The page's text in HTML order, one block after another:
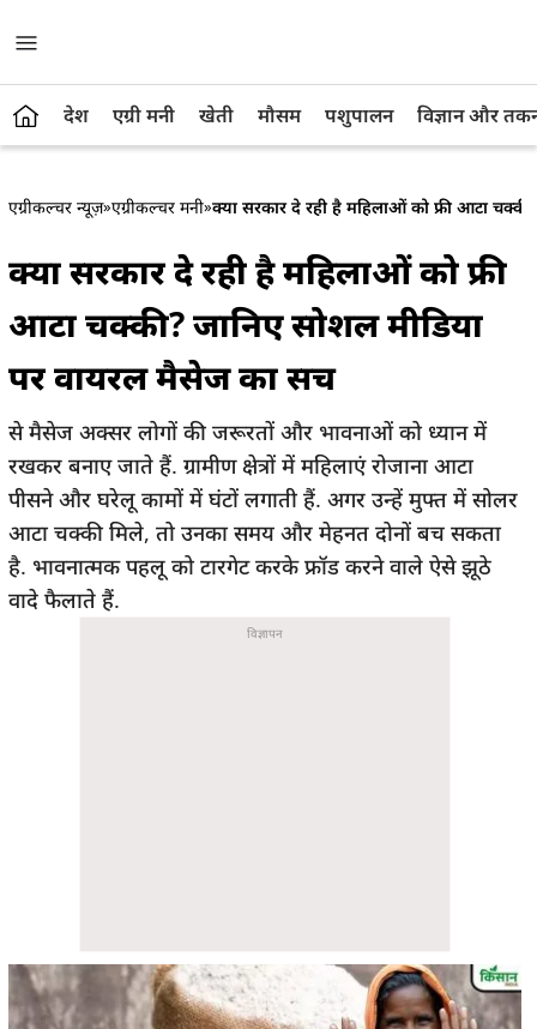
देश एग्री मनी खेती मौसम पशुपालन विज्ञान और
एग्रीकल्चर न्यूज़»एग्रीकल्चर मनी»क्या सरकार दे रही है महिलाओं को फ्री आटा
क्या सरकार दे रही है महिलाओं को फ्री
आटा चक्की? जानिए सोशल मीडिया
पर वायरल मैसेज का सच
से मैसेज अक्सर लोगों की जरूरतों और भावनाओं को ध्यान में
रखकर बनाए जाते हैं. ग्रामीण क्षेत्रों में महिलाएं रोजाना आटा
पीसने और घरेलू कामों में घंटों लगाती हैं. अगर उन्हें मुफ्त में सोलर
आटा चक्की मिले, तो उनका समय और मेहनत दोनों बच सकता
है. भावनात्मक पहलू को टारगेट करके फ्रॉड करने वाले ऐसे झूठे
वादे फैलाते हैं.